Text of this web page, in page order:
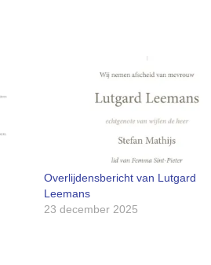
Overlijdensbericht van Lutgard
Leemans
23 december 2025